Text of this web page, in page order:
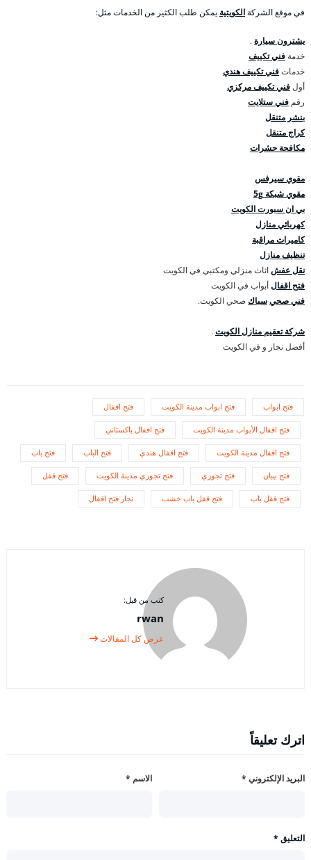
في موقع الشركةالكويتية يمكن طلب الكثير من الخدمات مثل:
يشترون سيارة.
خدمة فني تكييف
خدماتفني تكييف هندي
أولفني تكييف مركزي
رقم فني ستلايت
بنشر متنقل
كراج متنقل
مكافحة حشرات
مقوي سيرفس
مقوي شبكة 5g
بي ان سبورت الكويت
كهربائي منازل
كاميرات مراقبة
تنظيف منازل
نقل عفشاثاث منزلي ومكتبي في الكويت
فتح اقفالأبواب في الكويت
فني صحيسباك صحي الكويت.
شركة تعقيم منازل الكويت.
أفضل نجار و في الكويت
فتح ابواب فتح ابواب مدينة الكويت فتح اقفال
فتح اقفال الأبواب مدينة الكويت فتح اقفال باكستاني
فتح اقفال مدينة الكويت فتح اقفال هندي فتح الباب فتح باب
فتح بيبان فتح تجوري فتح تجوري مدينة الكويت فتح قفل
فتح قفل باب فتح قفل باب خشب نجار فتح اقفال
كتب من قبل:
rwan
عرض كل المقالات
اترك تعليقاً
الاسم * البريد الإلكتروني *
التعليق *